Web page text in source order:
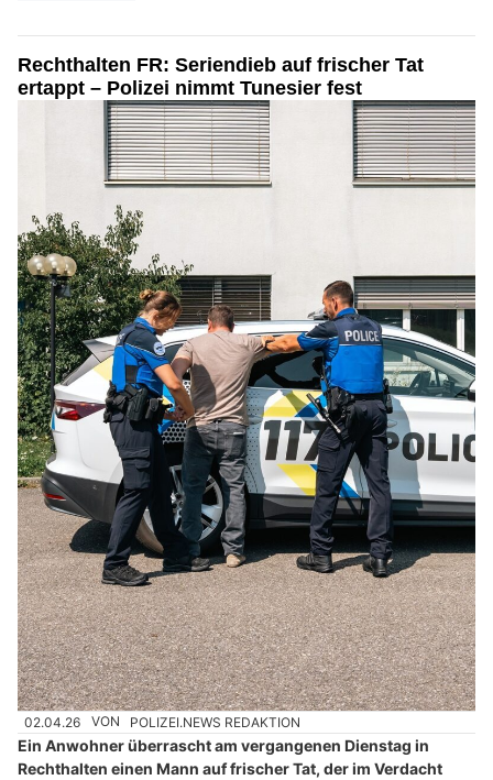
Rechthalten FR: Seriendieb auf frischer Tat
ertappt – Polizei nimmt Tunesier fest
02.04.26 VON POLIZEI.NEWS REDAKTION
Ein Anwohner überrascht am vergangenen Dienstag in
Rechthalten einen Mann auf frischer Tat, der im Verdacht